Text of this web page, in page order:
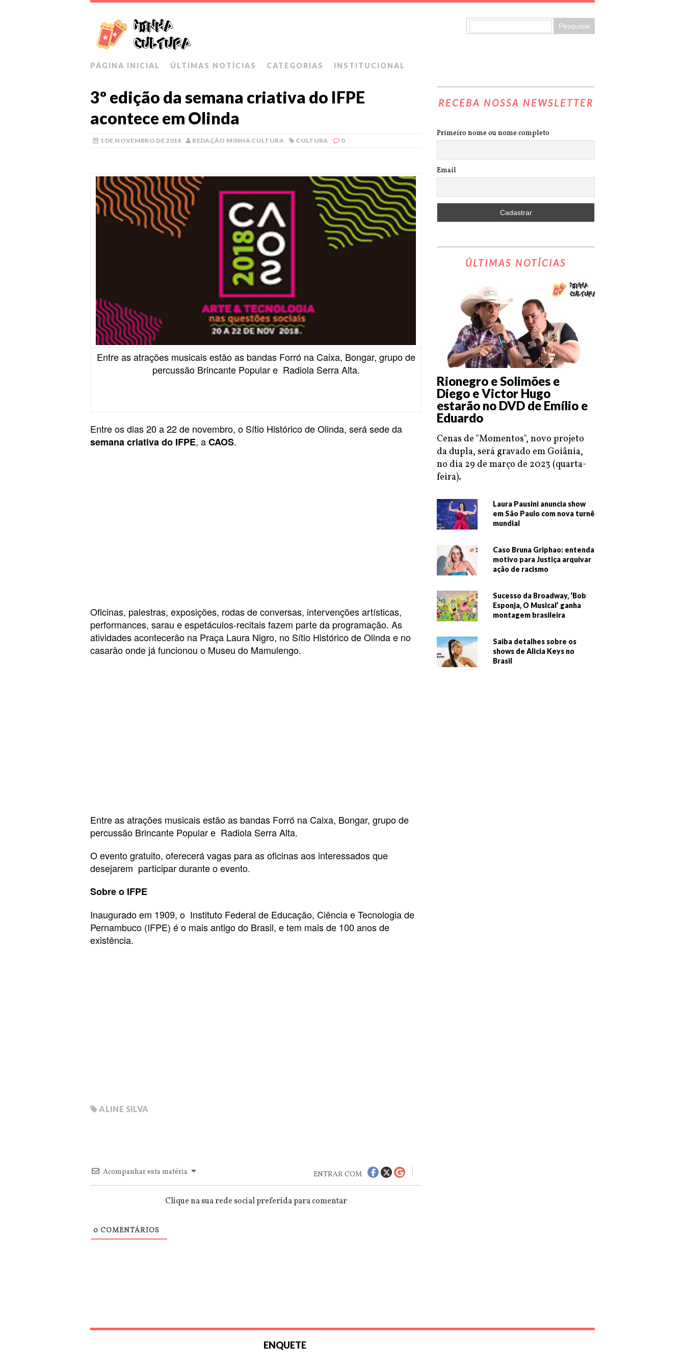
PÁGINA INICIAL ÚLTIMAS NOTÍCIAS CATEGORIAS INSTITUCIONAL
3º edição da semana criativa do IFPE
acontece em Olinda
1 DE NOVEMBRO DE 2018 REDAÇÃO MINHA CULTURA CULTURA 0
Entre as atrações musicais estão as bandas Forró na Caixa, Bongar, grupo de
percussão Brincante Popular e Radiola Serra Alta.
Entre os dias 20 a 22 de novembro, o Sítio Histórico de Olinda, será sede da
semana criativa do IFPE, aCAOS.
Oficinas, palestras, exposições, rodas de conversas, intervenções artísticas,
performances, sarau e espetáculos-recitais fazem parte da programação. As
atividades acontecerão na Praça Laura Nigro, no Sítio Histórico de Olinda e no
casarão onde já funcionou o Museu do Mamulengo.
Entre as atrações musicais estão as bandas Forró na Caixa, Bongar, grupo de
percussão Brincante Popular e Radiola Serra Alta.
O evento gratuito, oferecerá vagas para as oficinas aos interessados que
desejarem participar durante o evento.
Sobre o IFPE
Inaugurado em 1909, o Instituto Federal de Educação, Ciência e Tecnologia de
Pernambuco (IFPE) é o mais antigo do Brasil, e tem mais de 100 anos de
existência.
ALINE SILVA
Acompanhar esta matéria ENTRAR COM
Clique na sua rede social preferida para comentar
0 COMENTÁRIOS
RECEBA NOSSA NEWSLETTER
Primeiro nome ou nome completo
Email
ÚLTIMAS NOTÍCIAS
Rionegro e Solimões e
Diego e Victor Hugo
estarão no DVD de Emílio e
Eduardo
Cenas de "Momentos", novo projeto
da dupla, será gravado em Goiânia,
no dia 29 de março de 2023 (quarta-
feira).
Laura Pausini anuncia show
em São Paulo com nova turnê
mundial
Caso Bruna Griphao: entenda
motivo para Justiça arquivar
ação de racismo
Sucesso da Broadway, ‘Bob
Esponja, O Musical’ ganha
montagem brasileira
Saiba detalhes sobre os
shows de Alicia Keys no
Brasil
ENQUETE